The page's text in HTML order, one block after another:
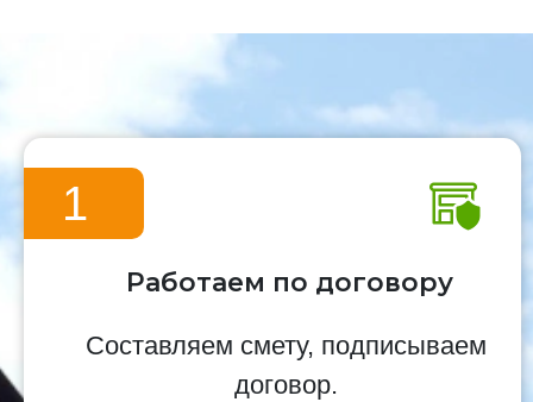
1
Работаем по договору
Составляем смету, подписываем
договор.